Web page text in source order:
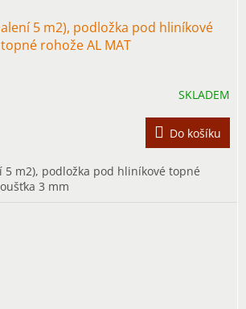
5 m2), podložka pod hliníkové
topné rohože AL MAT
SKLADEM
Do košíku
5 m2), podložka pod hliníkové topné
3 mm